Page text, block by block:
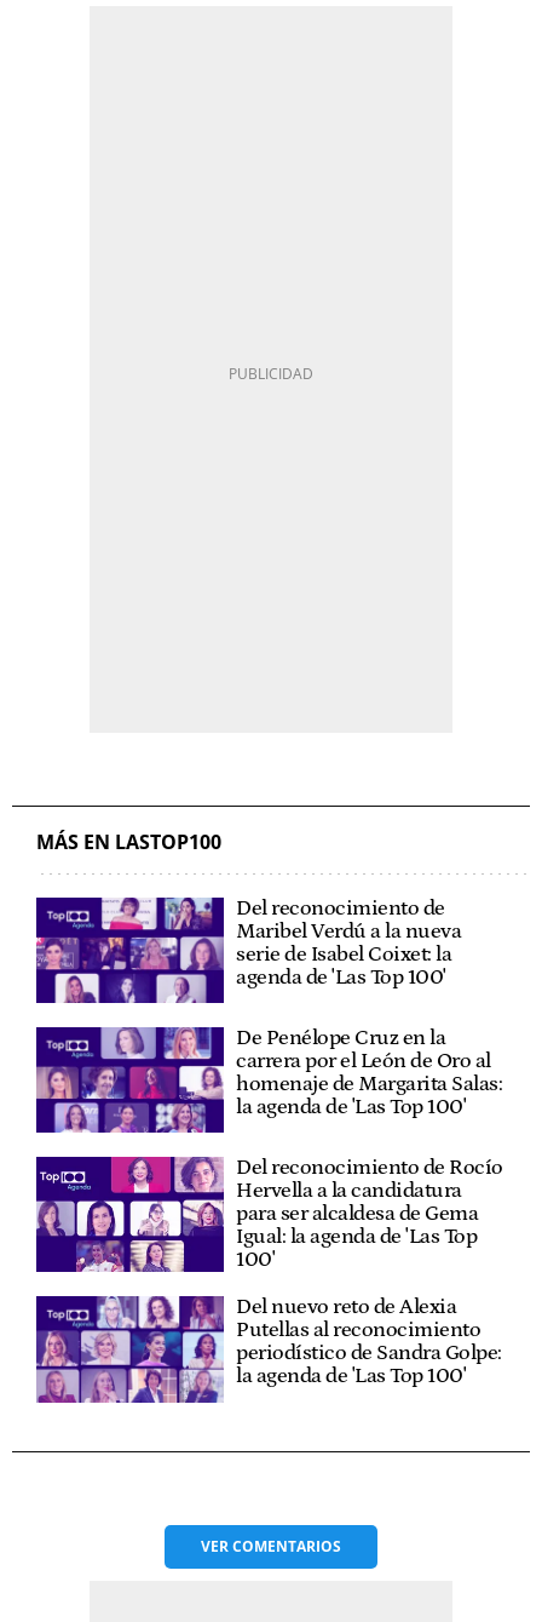
MÁS EN LASTOP100
Del reconocimiento de
Maribel Verdú a la nueva
serie de Isabel Coixet: la
agenda de 'Las Top 100'
De Penélope Cruz en la
carrera por el León de Oro al
homenaje de Margarita Salas:
la agenda de 'Las Top 100'
Del reconocimiento de Rocío
Hervella a la candidatura
para ser alcaldesa de Gema
Igual: la agenda de 'Las Top
100'
Del nuevo reto de Alexia
Putellas al reconocimiento
periodístico de Sandra Golpe:
la agenda de 'Las Top 100'
VERCOMENTARIOS